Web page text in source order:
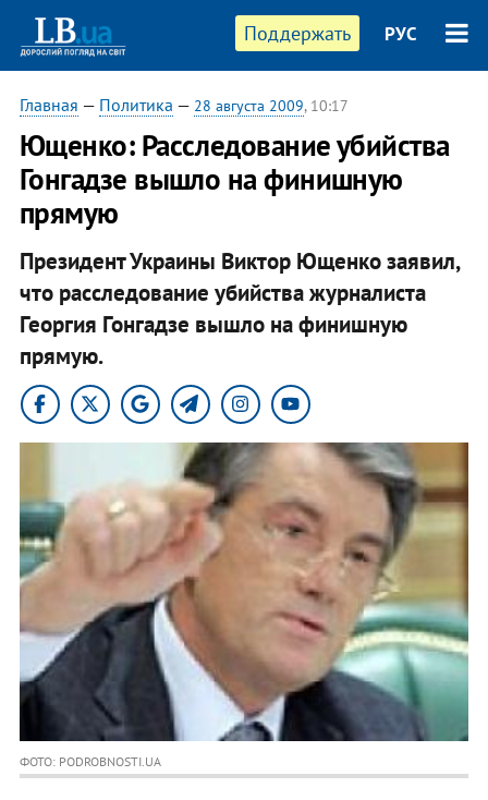
Поддержать РУС
Главная — Политика — 28 августа 2009, 10:17
Ющенко: Расследование убийства
Гонгадзе вышло на финишную
прямую
Президент Украины Виктор Ющенко заявил,
что расследование убийства журналиста
Георгия Гонгадзе вышло на финишную
прямую.
ФОТО: PODROBNOSTI.UA